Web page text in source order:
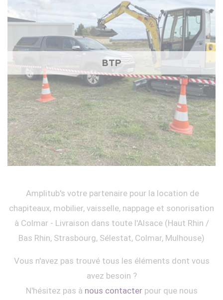
BTP
Amplitub's votre partenaire pour la location de
chapiteaux, mobilier, vaisselle, nappage et sonorisation
à Colmar - Livraison dans toute l'Alsace (Haut Rhin /
Bas Rhin, Strasbourg, Sélestat, Colmar, Mulhouse)
Vous n'avez pas trouvé tous les éléments dont vous
avez besoin ?
N'hésitez pas à nous contacterpour que nous